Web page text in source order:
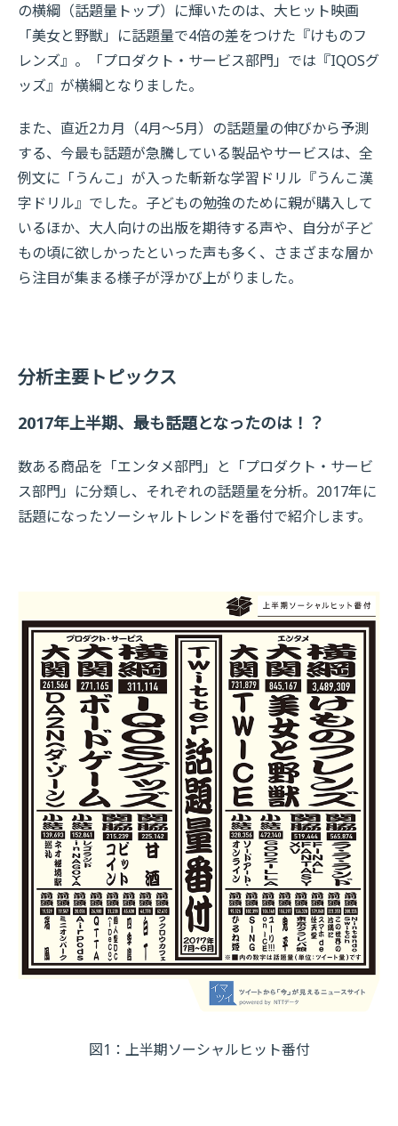
の横綱（話題量トップ）に輝いたのは、大ヒット映画
「美女と野獣」に話題量で4倍の差をつけた『けものフ
レンズ』。「プロダクト・サービス部門」では『IQOSグ
ッズ』が横綱となりました。
また、直近2カ月（4月～5月）の話題量の伸びから予測
する、今最も話題が急騰している製品やサービスは、全
例文に「うんこ」が入った斬新な学習ドリル『うんこ漢
字ドリル』でした。子どもの勉強のために親が購入して
いるほか、大人向けの出版を期待する声や、自分が子ど
もの頃に欲しかったといった声も多く、さまざまな層か
ら注目が集まる様子が浮かび上がりました。
分析主要トピックス
2017年上半期、最も話題となったのは！？
数ある商品を「エンタメ部門」と「プロダクト・サービ
ス部門」に分類し、それぞれの話題量を分析。2017年に
話題になったソーシャルトレンドを番付で紹介します。
図1：上半期ソーシャルヒット番付